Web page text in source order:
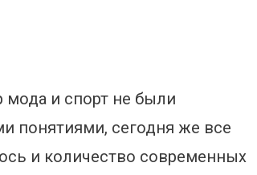
и спорт не были
понятиями, сегодня же все
и количество современных